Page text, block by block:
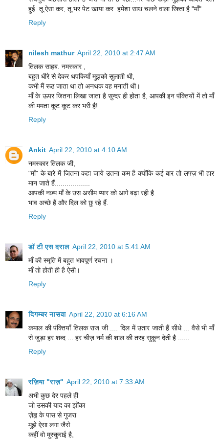
हुई. तू ऐसा कर, तू भर पेट खाया कर. हमेशा साथ चलने वाला रिश्ता है "माँ"
Reply
nilesh mathur April 22, 2010 at 2:47 AM
तिलक साहब. नमस्कार ,
बहुत धीरे से देकर थपकियॉं मुझको सुलाती थी,
कभी मैं रूठ जाता था तो अनथक वह मनाती थी।
माँ के ऊपर जितना लिखा जाता है सुन्दर ही होता है, आपकी इन पंक्तियों में तो माँ
की ममता कूट कूट कर भरी है!
Reply
Ankit April 22, 2010 at 4:10 AM
नमस्कार तिलक जी,
"माँ" के बारे में जितना कहा जाये उतना कम है क्योंकि कई बार तो लफ्ज़ भी हार
मान जाते हैं..................
आपकी नज़्म माँ के उस असीम प्यार को आगे बढ़ा रही है.
भाव अच्छे हैं और दिल को छु रहे हैं.
Reply
डॉ टी एस दराल April 22, 2010 at 5:41 AM
माँ की स्मृति में बहुत भावपूर्ण रचना ।
माँ तो होती ही है ऐसी।
Reply
दिगम्बर नासवा April 22, 2010 at 6:16 AM
कमाल की पंक्तियाँ तिलक राज जी .... दिल में उतार जाती हैं सीधे ... वैसे भी माँ
से जुड़ा हर शब्द ... हर चीज़ नर्म की शाल की तरह सुकून देती है ......
Reply
रज़िया "राज़" April 22, 2010 at 7:33 AM
अभी कुछ देर पहले ही
जो उसकी याद का झोंका
ज़ेह्न के पास से गुजरा
मुझे ऐसा लगा जैसे
कहीं वो मुस्‍कुराई है,